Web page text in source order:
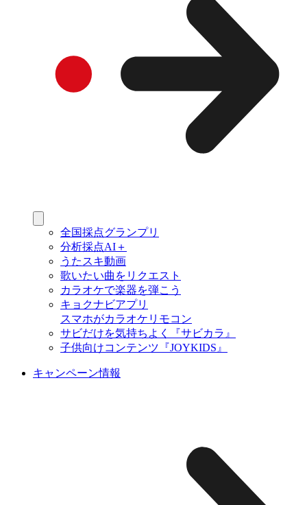
全国採点グランプリ
分析採点AI＋
うたスキ動画
歌いたい曲をリクエスト
カラオケで楽器を弾こう
キョクナビアプリ
スマホがカラオケリモコン
サビだけを気持ちよく『サビカラ』
子供向けコンテンツ『JOYKIDS』
キャンペーン情報